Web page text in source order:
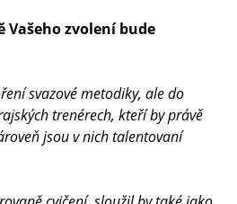
Vašeho zvolení bude
svazové metodiky, ale do
trenérech, kteří by právě
jsou v nich talentovaní